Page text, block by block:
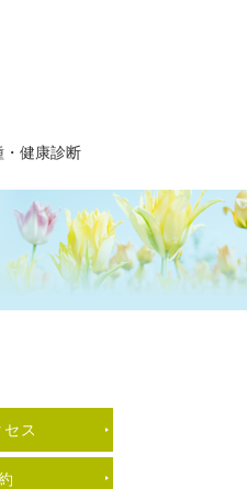
ックについて
ス
・健康診断